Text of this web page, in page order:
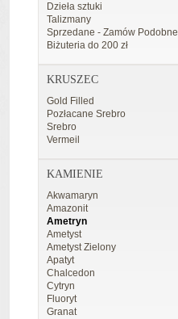
Dzieła sztuki
Talizmany
Sprzedane - Zamów Podobne
Biżuteria do 200 zł
KRUSZEC
Gold Filled
Pozłacane Srebro
Srebro
Vermeil
KAMIENIE
Akwamaryn
Amazonit
Ametryn
Ametyst
Ametyst Zielony
Apatyt
Chalcedon
Cytryn
Fluoryt
Granat